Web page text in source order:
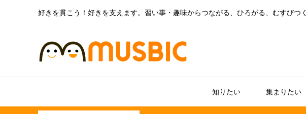
好きを貫こう！好きを支えます。習い事・趣味からつながる、ひろがる、むすびつく
知りたい 集まりたい